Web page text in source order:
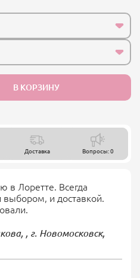
В КОРЗИНУ
Доставка Вопросы: 0
в Лоретте. Всегда
выбором, и доставкой.
, г. Новомосковск,